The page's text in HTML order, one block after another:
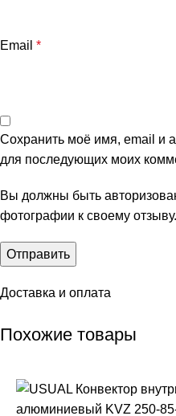
Email *
Сохранить моё имя, email и
для последующих моих
Вы должны быть
фотографии к своему отзыву.
Доставка и оплата
Похожие товары